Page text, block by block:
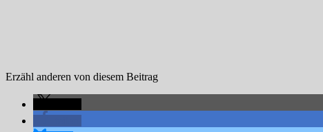
Erzähl anderen von diesem Beitrag